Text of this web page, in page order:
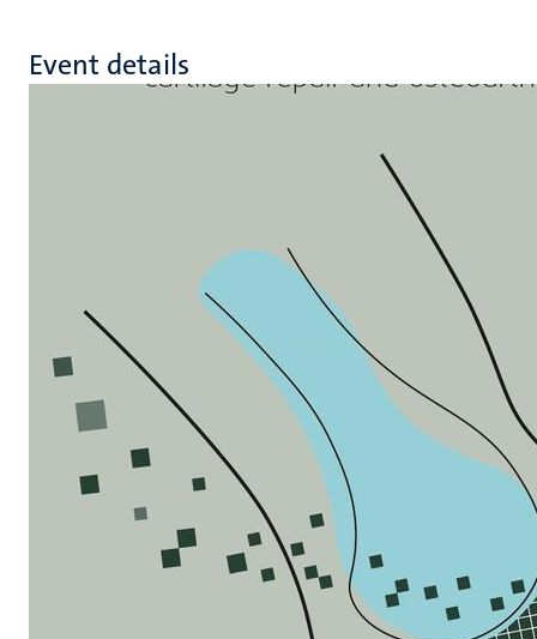
Event details